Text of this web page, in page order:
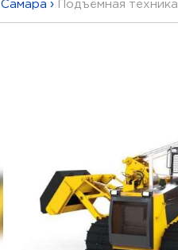
Самара › Подъёмная техника